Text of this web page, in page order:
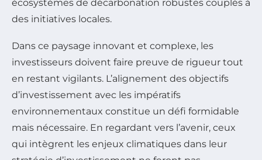
écosystèmes de décarbonation robustes couplés à
des initiatives locales.
Dans ce paysage innovant et complexe, les
investisseurs doivent faire preuve de rigueur tout
en restant vigilants. L’alignement des objectifs
d’investissement avec les impératifs
environnementaux constitue un défi formidable
mais nécessaire. En regardant vers l’avenir, ceux
qui intègrent les enjeux climatiques dans leur